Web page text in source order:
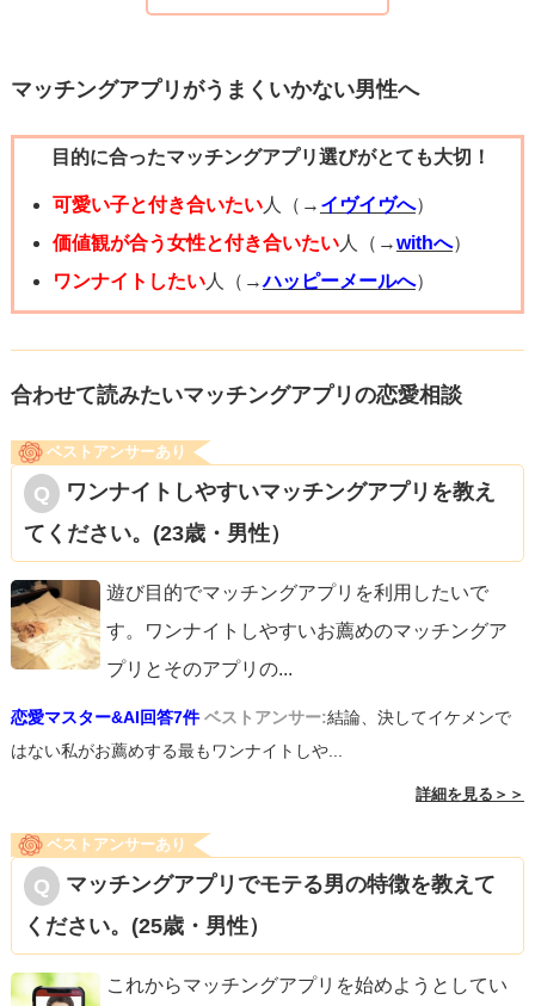
マッチングアプリがうまくいかない男性へ
目的に合ったマッチングアプリ選びがとても大切！
可愛い子と付き合いたい人（→ イヴイヴへ）
価値観が合う女性と付き合いたい人（→withへ）
ワンナイトしたい人（→ハッピーメールへ）
合わせて読みたいマッチングアプリの恋愛相談
ベストアンサーあり
ワンナイトしやすいマッチングアプリを教え
てください。(23歳・男性）
遊び目的でマッチングアプリを利用したいで
す。ワンナイトしやすいお薦めのマッチングア
プリとそのアプリの...
恋愛マスター&AI回答7件 ベストアンサー:結論、決してイケメンで
はない私がお薦めする最もワンナイトしや...
詳細を見る＞＞
ベストアンサーあり
マッチングアプリでモテる男の特徴を教えて
ください。(25歳・男性）
これからマッチングアプリを始めようとしてい